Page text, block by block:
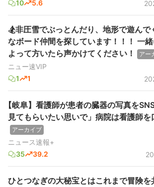
10
5.6
🏂非圧雪でぶっとんだり、地形で遊んで
なボード仲間を探しています！！！ 一
よって方いたら声かけてください！
アー
ニュー速VIP
1
1
【岐阜】看護師が患者の臓器の写真を
見てもらいたい思いで」病院は看護師を
アーカイブ
ニュース速報+
35
39.2
ひとつなぎの大秘宝とはこれまで冒険を